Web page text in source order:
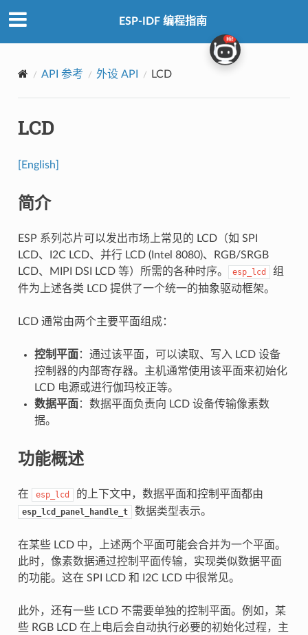
ESP-IDF 编程指南
API 参考 外设 API LCD
LCD
[English]
简介
ESP 系列芯片可以发出市场上常见的 LCD（如 SPI
LCD、I2C LCD、并行 LCD (Intel 8080)、RGB/SRGB
LCD、MIPI DSI LCD 等）所需的各种时序。
esp_lcd
组
件为上述各类 LCD 提供了一个统一的抽象驱动框架。
LCD 通常由两个主要平面组成：
控制平面 ：通过该平面，可以读取、写入 LCD 设备
控制器的内部寄存器。主机通常使用该平面来初始化
LCD 电源或进行伽玛校正等。
数据平面 ：数据平面负责向 LCD 设备传输像素数
据。
功能概述
在 esp_lcd 的上下文中，数据平面和控制平面都由
esp_lcd_panel_handle_t 数据类型表示。
在某些 LCD 中，上述两个平面可能会合并为一个平面。
此时，像素数据通过控制平面传输，实现类似数据平面
的功能。这在 SPI LCD 和 I2C LCD 中很常见。
此外，还有一些 LCD 不需要单独的控制平面。例如，某
些 RGB LCD 在上电后会自动执行必要的初始化过程，主